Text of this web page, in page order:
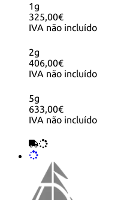
1g
325,00€
IVA não incluído
2g
406,00€
IVA não incluído
5g
633,00€
IVA não incluído